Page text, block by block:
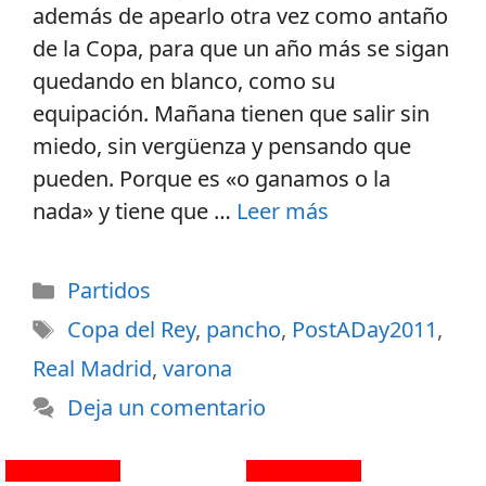
además de apearlo otra vez como antaño
de la Copa, para que un año más se sigan
quedando en blanco, como su
equipación. Mañana tienen que salir sin
miedo, sin vergüenza y pensando que
pueden. Porque es «o ganamos o la
nada» y tiene que … Leer más
Partidos
Copa del Rey, pancho, PostADay2011,
Real Madrid, varona
Deja un comentario